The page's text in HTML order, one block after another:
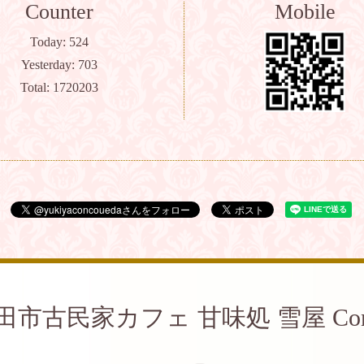
Counter
Today: 524
Yesterday: 703
Total: 1720203
Mobile
市古民家カフェ 甘味処 雪屋